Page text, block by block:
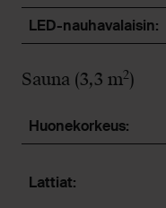
LED-nauhavalaisin:
Sauna (3,3 m2)
Huonekorkeus:
Lattiat: